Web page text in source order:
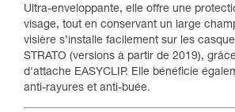
Ultra-enveloppante, elle offre une
visage, tout en conservant un large
visière s’installe facilement sur les
STRATO (versions à partir de 2019),
d'attache EASYCLIP. Elle bénéﬁcie
anti-rayures et anti-buée.